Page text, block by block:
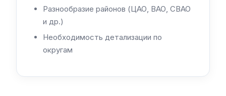
Разнообразие районов (ЦАО, ВАО, СВАО
и др.)
Необходимость детализации по
округам